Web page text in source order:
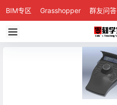
BIM专区 Grasshopper 群友问答